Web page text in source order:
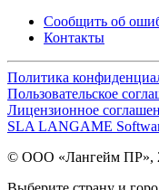
Сообщить об
Контакты
Политика
Пользовательское
Лицензионное
SLA LANGAME
© ООО «Лангейм ПР»,